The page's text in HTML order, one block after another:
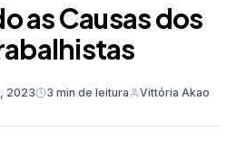
as Causas dos
2023 3 min de leitura Vittória Akao